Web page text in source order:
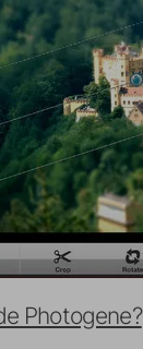
Photogene?